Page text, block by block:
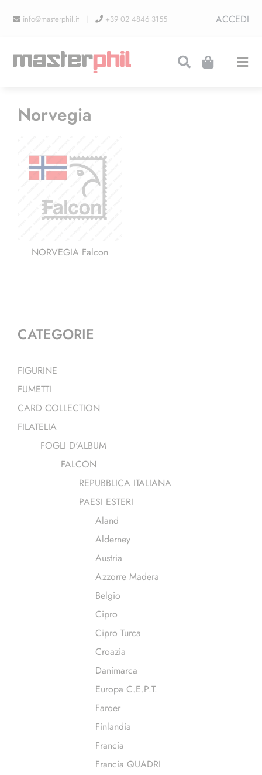
info@masterphil.it | +39 02 4846 3155 ACCEDI
LINEA COLLEZIONISMO
FIERE
CONTATTI
Norvegia
NORVEGIA Falcon
CATEGORIE
FIGURINE
FUMETTI
CARD COLLECTION
FILATELIA
FOGLI D'ALBUM
FALCON
REPUBBLICA ITALIANA
PAESI ESTERI
Aland
Alderney
Austria
Azzorre Madera
Belgio
Cipro
Cipro Turca
Croazia
Danimarca
Europa C.E.P.T.
Faroer
Finlandia
Francia
Francia QUADRI